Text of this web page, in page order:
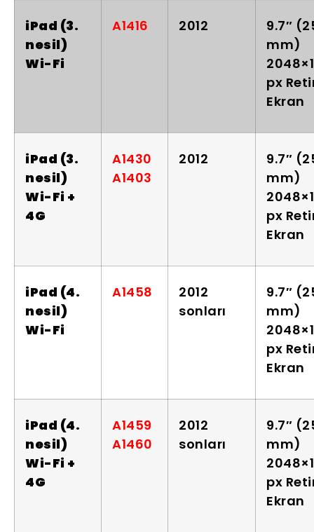
iPad (3.
nesil)
Wi-Fi
A1416 2012
9.7″
mm)
px
Ekran
iPad (3.
nesil)
Wi-Fi +
4G
A1430
A1403
2012
9.7″
mm)
px
Ekran
iPad (4.
nesil)
Wi-Fi
A1458
2012
sonları
9.7″
mm)
px
Ekran
iPad (4.
nesil)
Wi-Fi +
4G
A1459
A1460
2012
sonları
9.7″
mm)
px
Ekran